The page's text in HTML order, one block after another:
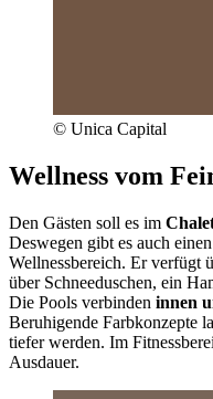
© Unica Capital
Wellness vom
Den Gästen soll es im
Deswegen gibt es auch
Wellnessbereich. Er verfügt
über Schneeduschen, ein
Die Pools verbinden innen
Beruhigende Farbkonzepte
tiefer werden. Im
Ausdauer.